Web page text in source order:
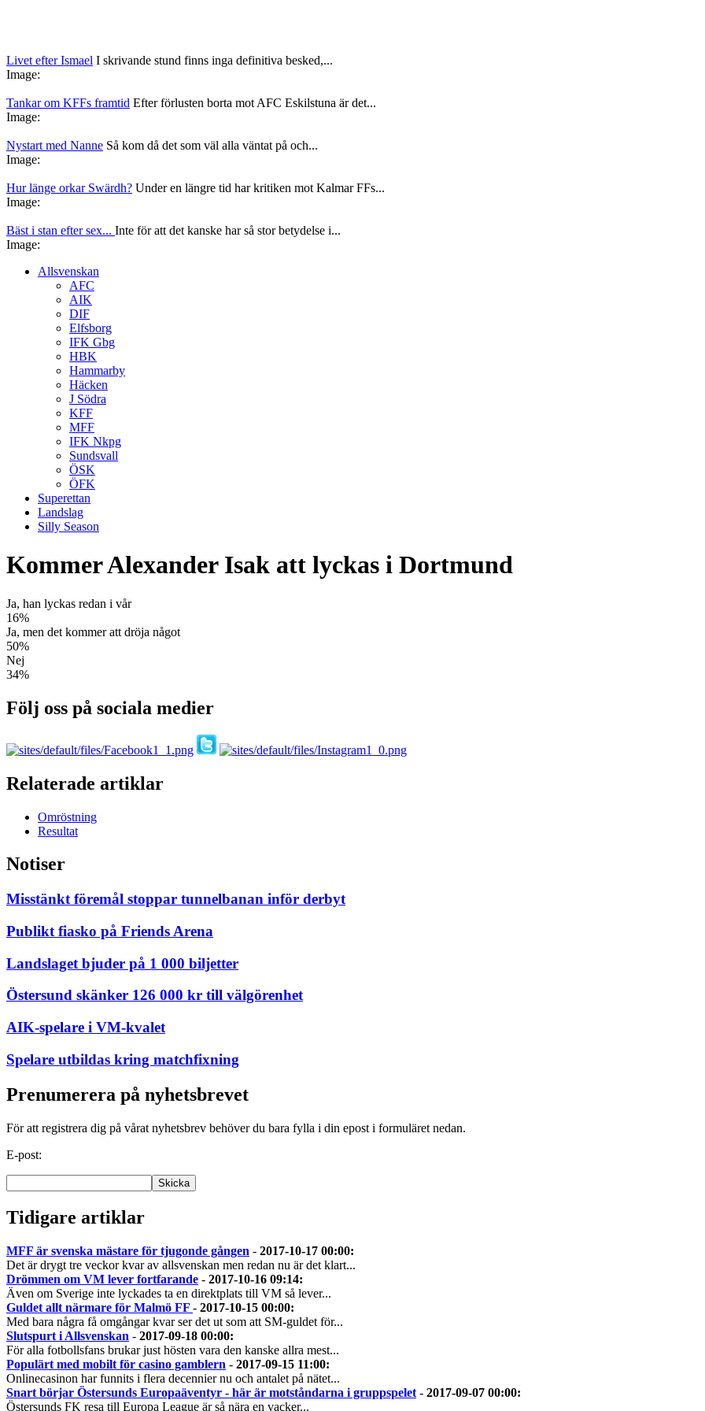
Livet efter Ismael I skrivande stund finns inga definitiva besked,...
Image:
Tankar om KFFs framtid Efter förlusten borta mot AFC Eskilstuna är det...
Image:
Nystart med Nanne Så kom då det som väl alla väntat på och...
Image:
Hur länge orkar Swärdh? Under en längre tid har kritiken mot Kalmar FFs...
Image:
Bäst i stan efter sex... Inte för att det kanske har så stor betydelse i...
Image:
Allsvenskan
AFC
AIK
DIF
Elfsborg
IFK Gbg
HBK
Hammarby
Häcken
J Södra
KFF
MFF
IFK Nkpg
Sundsvall
ÖSK
ÖFK
Superettan
Landslag
Silly Season
Kommer Alexander Isak att lyckas i Dortmund
Ja, han lyckas redan i vår
16%
Ja, men det kommer att dröja något
50%
Nej
34%
Följ oss på sociala medier
Relaterade artiklar
Omröstning
Resultat
Notiser
Misstänkt föremål stoppar tunnelbanan inför derbyt
Publikt fiasko på Friends Arena
Landslaget bjuder på 1 000 biljetter
Östersund skänker 126 000 kr till välgörenhet
AIK-spelare i VM-kvalet
Spelare utbildas kring matchfixning
Prenumerera på nyhetsbrevet
För att registrera dig på vårat nyhetsbrev behöver du bara fylla i din epost i formuläret nedan.
E-post:
Tidigare artiklar
MFF är svenska mästare för tjugonde gången - 2017-10-17 00:00:
Det är drygt tre veckor kvar av allsvenskan men redan nu är det klart...
Drömmen om VM lever fortfarande - 2017-10-16 09:14:
Även om Sverige inte lyckades ta en direktplats till VM så lever...
Guldet allt närmare för Malmö FF - 2017-10-15 00:00:
Med bara några få omgångar kvar ser det ut som att SM-guldet för...
Slutspurt i Allsvenskan - 2017-09-18 00:00:
För alla fotbollsfans brukar just hösten vara den kanske allra mest...
Populärt med mobilt för casino gamblern - 2017-09-15 11:00:
Onlinecasinon har funnits i flera decennier nu och antalet på nätet...
Snart börjar Östersunds Europaäventyr - här är motståndarna i gruppspelet - 2017-09-07 00:00:
Östersunds FK resa till Europa League är så nära en vacker...